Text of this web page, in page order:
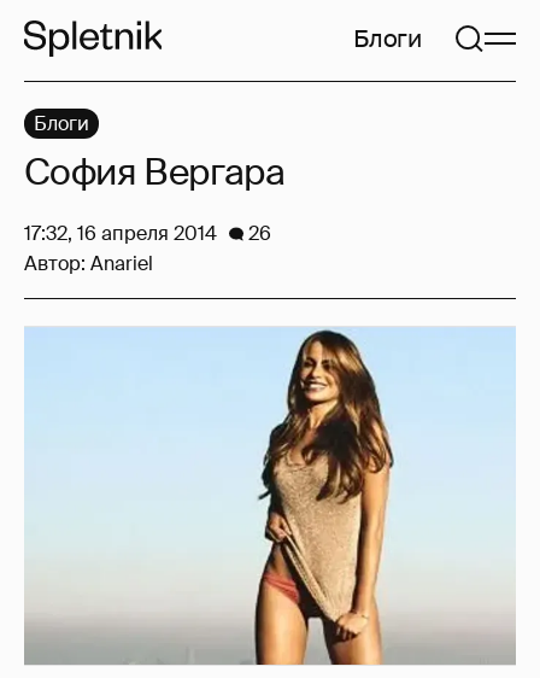
Блоги
Блоги
София Вергара
17:32, 16 апреля 2014
26
Автор: Anariel